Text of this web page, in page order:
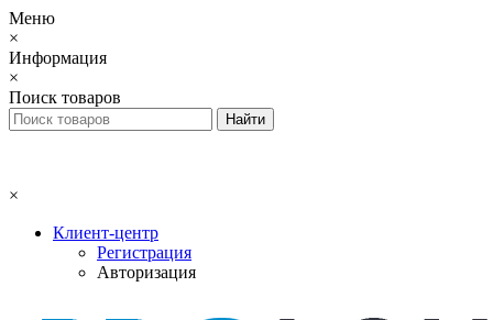
Меню
×
Информация
×
Поиск товаров
×
Клиент-центр
Регистрация
Авторизация